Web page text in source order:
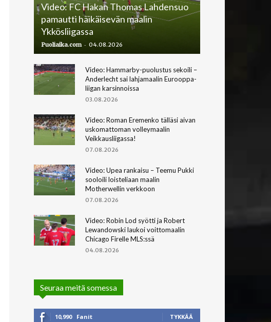
Video: FC Hakan Thomas Lahdensuo
pamautti häikäisevän maalin
Ykkösliigassa
Puoliaika.com - 04.08.2026
Video: Hammarby-puolustus sekoili –
Anderlecht sai lahjamaalin Eurooppa-
liigan karsinnoissa
03.08.2026
Video: Roman Eremenko tälläsi aivan
uskomattoman volleymaalin
Veikkausliigassa!
07.08.2026
Video: Upea rankaisu – Teemu Pukki
sooloili loisteliaan maalin
Motherwellin verkkoon
07.08.2026
Video: Robin Lod syötti ja Robert
Lewandowski laukoi voittomaalin
Chicago Firelle MLS:ssä
04.08.2026
Seuraa meitä somessa
10,990 Fanit TYKKÄÄ